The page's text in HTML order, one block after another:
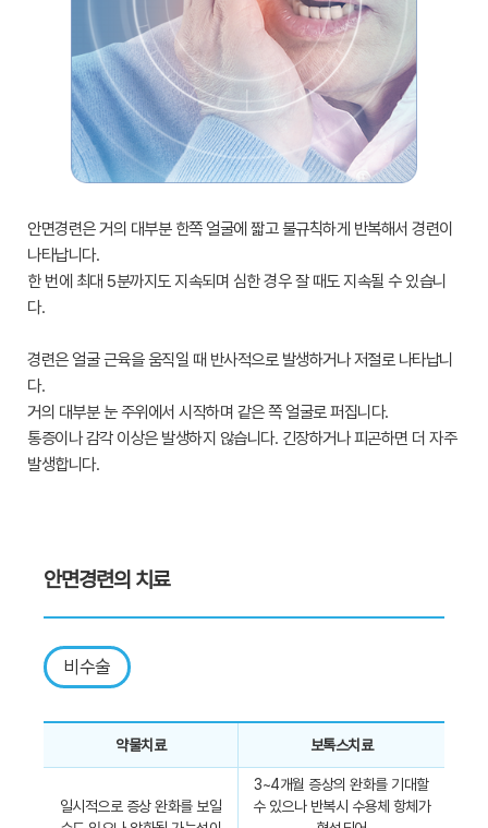
안면경련은 거의 대부분 한쪽 얼굴에 짧고 불규칙하게 반복해서 경련이
나타납니다.
한 번에 최대 5분까지도 지속되며 심한 경우 잘 때도 지속될 수 있습니
다.
경련은 얼굴 근육을 움직일 때 반사적으로 발생하거나 저절로 나타납니
다.
거의 대부분 눈 주위에서 시작하며 같은 쪽 얼굴로 퍼집니다.
통증이나 감각 이상은 발생하지 않습니다. 긴장하거나 피곤하면 더 자주
발생합니다.
안면경련의 치료
비수술
약물치료 보톡스치료
일시적으로 증상 완화를 보일
3~4개월 증상의 완화를 기대할
수 있으나 반복시 수용체 항체가